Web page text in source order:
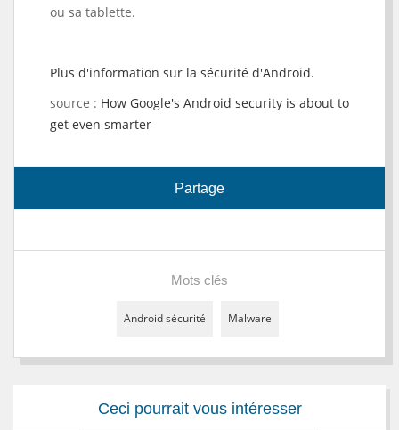
ou sa tablette.
Plus d'information sur la sécurité d'Android.
source : How Google's Android security is about to
get even smarter
Partage
Mots clés
Android sécurité Malware
Ceci pourrait vous intéresser